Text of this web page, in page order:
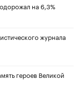
на 6,3%
журнала
героев Великой